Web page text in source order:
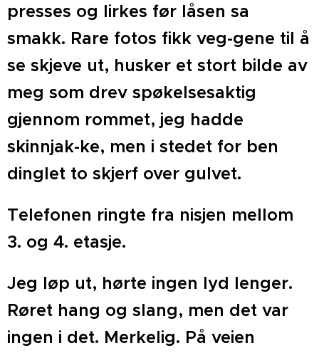
presses og lirkes før låsen sa
smakk. Rare fotos fikk veg-gene til å
se skjeve ut, husker et stort bilde av
meg som drev spøkelsesaktig
gjennom rommet, jeg hadde
skinnjak-ke, men i stedet for ben
dinglet to skjerf over gulvet.
Telefonen ringte fra nisjen mellom
3. og 4. etasje.
Jeg løp ut, hørte ingen lyd lenger.
Røret hang og slang, men det var
ingen i det. Merkelig. På veien